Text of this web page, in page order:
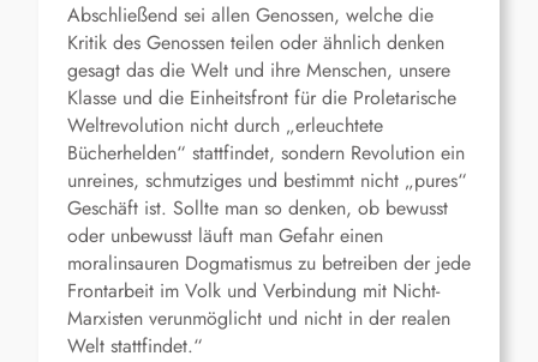
Abschließend sei allen Genossen, welche die
Kritik des Genossen teilen oder ähnlich denken
gesagt das die Welt und ihre Menschen, unsere
Klasse und die Einheitsfront für die Proletarische
Weltrevolution nicht durch „erleuchtete
Bücherhelden“ stattfindet, sondern Revolution ein
unreines, schmutziges und bestimmt nicht „pures“
Geschäft ist. Sollte man so denken, ob bewusst
oder unbewusst läuft man Gefahr einen
moralinsauren Dogmatismus zu betreiben der jede
Frontarbeit im Volk und Verbindung mit Nicht-
Marxisten verunmöglicht und nicht in der realen
Welt stattfindet.“